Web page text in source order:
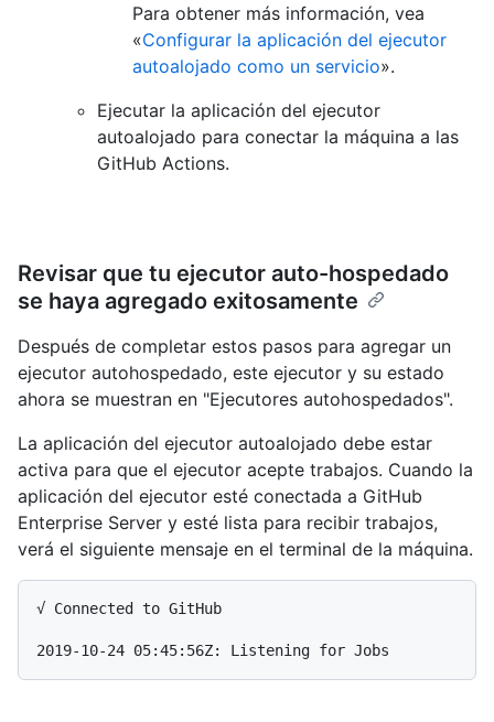
Para obtener más información, vea
«Configurar la aplicación del ejecutor
autoalojado como un servicio».
Ejecutar la aplicación del ejecutor
autoalojado para conectar la máquina a las
GitHub Actions.
Revisar que tu ejecutor auto-hospedado
se haya agregado exitosamente
Después de completar estos pasos para agregar un
ejecutor autohospedado, este ejecutor y su estado
ahora se muestran en "Ejecutores autohospedados".
La aplicación del ejecutor autoalojado debe estar
activa para que el ejecutor acepte trabajos. Cuando la
aplicación del ejecutor esté conectada a GitHub
Enterprise Server y esté lista para recibir trabajos,
verá el siguiente mensaje en el terminal de la máquina.
√ Connected to GitHub